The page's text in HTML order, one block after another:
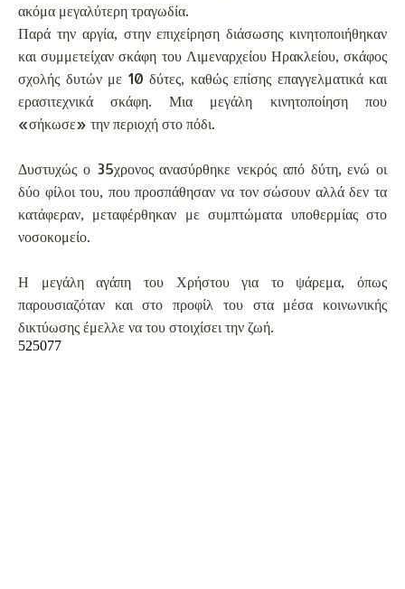
ακόμα μεγαλύτερη τραγωδία.
Παρά την αργία, στην επιχείρηση διάσωσης κινητοποιήθηκαν
και συμμετείχαν σκάφη του Λιμεναρχείου Ηρακλείου, σκάφος
σχολής δυτών με 10 δύτες, καθώς επίσης επαγγελματικά και
ερασιτεχνικά σκάφη. Μια μεγάλη κινητοποίηση που
«σήκωσε» την περιοχή στο πόδι.
Δυστυχώς ο 35χρονος ανασύρθηκε νεκρός από δύτη, ενώ οι
δύο φίλοι του, που προσπάθησαν να τον σώσουν αλλά δεν τα
κατάφεραν, μεταφέρθηκαν με συμπτώματα υποθερμίας στο
νοσοκομείο.
Η μεγάλη αγάπη του Χρήστου για το ψάρεμα, όπως
παρουσιαζόταν και στο προφίλ του στα μέσα κοινωνικής
δικτύωσης έμελλε να του στοιχίσει την ζωή.